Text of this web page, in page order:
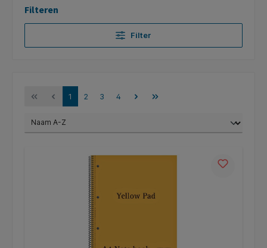
Filteren
Filter
1 2 3 4